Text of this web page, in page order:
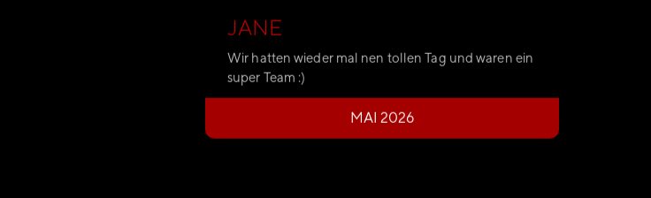
JANE
Wir hatten wieder mal nen tollen Tag und waren ein
super Team :)
MAI 2026